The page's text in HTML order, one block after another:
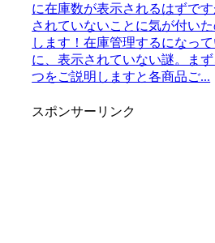
に在庫数が表示されるはずで
されていないことに気が付い
します！在庫管理するになっ
に、表示されていない謎。まず
つをご説明しますと各商品ご...
スポンサーリンク